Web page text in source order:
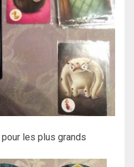
pour les plus grands